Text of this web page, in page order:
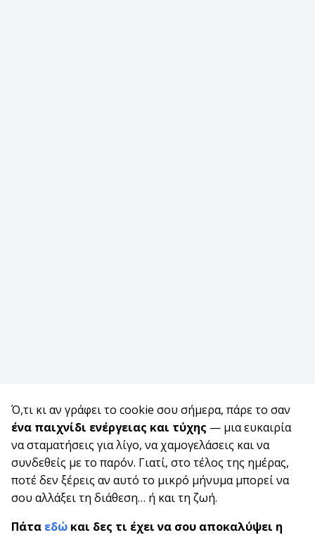
Ό,τι κι αν γράφει το cookie σου σήμερα, πάρε το σαν
ένα παιχνίδι ενέργειας και τύχης — μια ευκαιρία
να σταματήσεις για λίγο, να χαμογελάσεις και να
συνδεθείς με το παρόν. Γιατί, στο τέλος της ημέρας,
ποτέ δεν ξέρεις αν αυτό το μικρό μήνυμα μπορεί να
σου αλλάξει τη διάθεση… ή και τη ζωή.
Πάτα εδώ και δες τι έχει να σου αποκαλύψει η